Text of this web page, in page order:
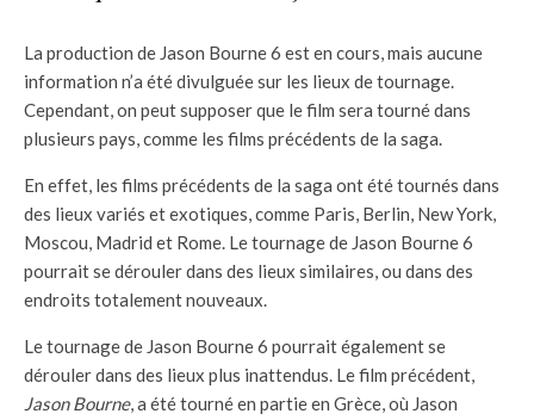
La production de Jason Bourne 6 est en cours, mais aucune
information n’a été divulguée sur les lieux de tournage.
Cependant, on peut supposer que le film sera tourné dans
plusieurs pays, comme les films précédents de la saga.
En effet, les films précédents de la saga ont été tournés dans
des lieux variés et exotiques, comme Paris, Berlin, New York,
Moscou, Madrid et Rome. Le tournage de Jason Bourne 6
pourrait se dérouler dans des lieux similaires, ou dans des
endroits totalement nouveaux.
Le tournage de Jason Bourne 6 pourrait également se
dérouler dans des lieux plus inattendus. Le film précédent,
Jason Bourne, a été tourné en partie en Grèce, où Jason